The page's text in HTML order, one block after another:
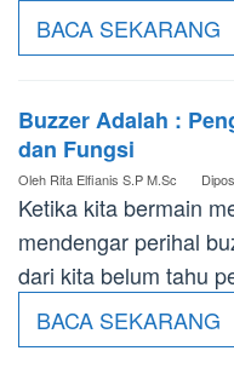
BACA SEKARANG
Buzzer Adalah :
dan Fungsi
Oleh Rita Elfianis S.P M.Sc
Ketika kita bermain
mendengar perihal
dari kita belum tahu
BACA SEKARANG